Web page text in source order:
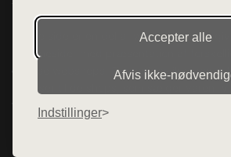
Accepter alle
Afvis
Indstillinger
Denne side er en del af want.dk, der
hjemmesider med præsentation af
diverse webshops. Der sælges ikke varer
henviser til de shops, som sælger varen. Vi
varerne på lager.